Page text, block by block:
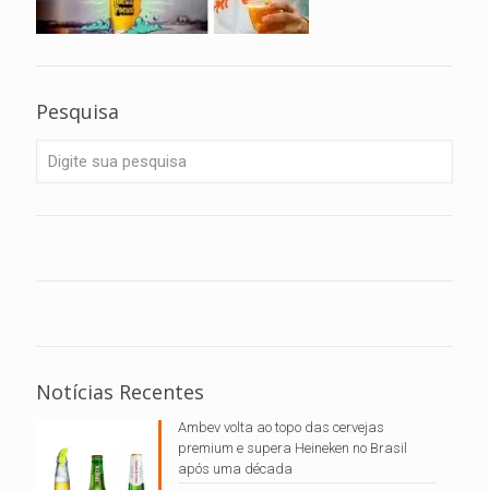
Pesquisa
Notícias Recentes
Ambev volta ao topo das cervejas
premium e supera Heineken no Brasil
após uma década